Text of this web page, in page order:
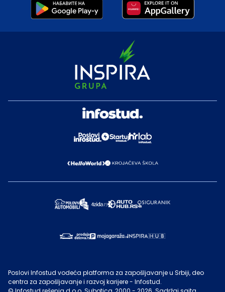
Poslovi Infostud vodeća platforma za zapošljavanje u Srbiji, deo
centra za zapošljavanje i razvoj karijere - Infostud.